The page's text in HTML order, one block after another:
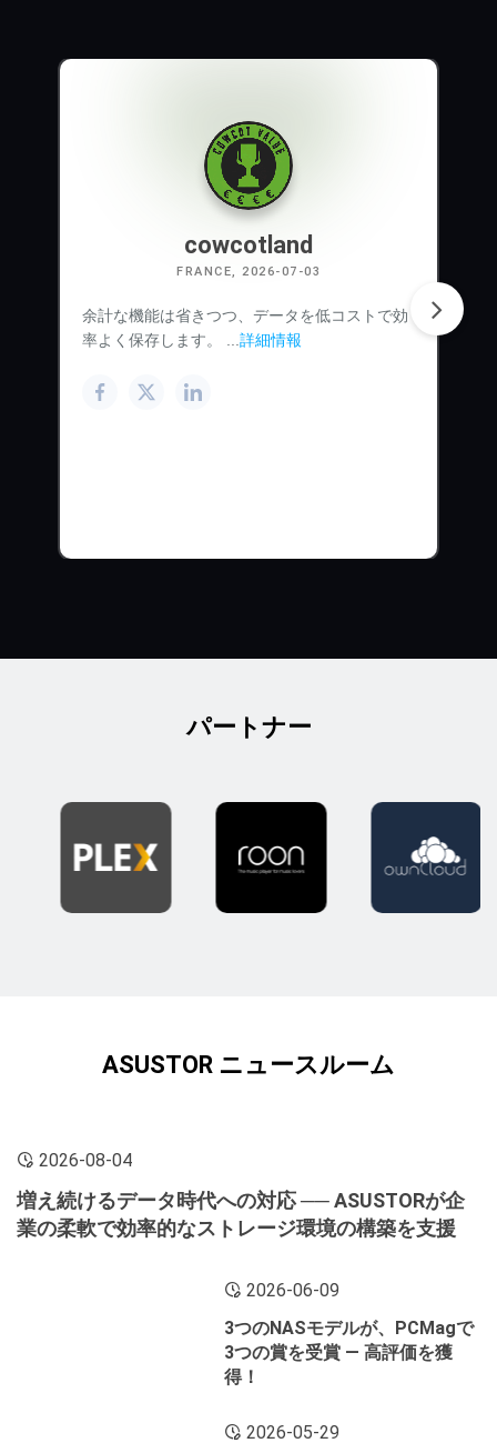
cowcotland
FRANCE, 2026-07-03
余計な機能は省きつつ、データを低コストで効
率よく保存します。 ... 詳細情報
パートナー
ASUSTOR ニュースルーム
2026-08-04
増え続けるデータ時代への対応 ── ASUSTORが企
業の柔軟で効率的なストレージ環境の構築を支援
2026-06-09
3つのNASモデルが、PCMagで
3つの賞を受賞 ― 高評価を獲
得！
2026-05-29